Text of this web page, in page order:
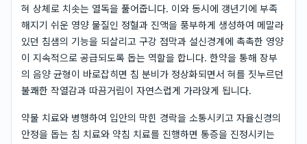
혀 상체로 치솟는 열독을 풀어줍니다. 이와 동시에 갱년기에 부족
해지기 쉬운 영양 물질인 정혈과 진액을 풍부하게 생성하여 메말라
있던 침샘의 기능을 되살리고 구강 점막과 설신경계에 촉촉한 영양
이 지속적으로 공급되도록 돕는 역할을 합니다. 한약을 통해 장부
의 음양 균형이 바로잡히면 침 분비가 정상화되면서 혀를 짓누르던
불쾌한 작열감과 따끔거림이 자연스럽게 가라앉게 됩니다.
약물 치료와 병행하여 입안의 막힌 경락을 소통시키고 자율신경의
안정을 돕는 침 치료와 약침 치료를 진행하면 통증을 진정시키는